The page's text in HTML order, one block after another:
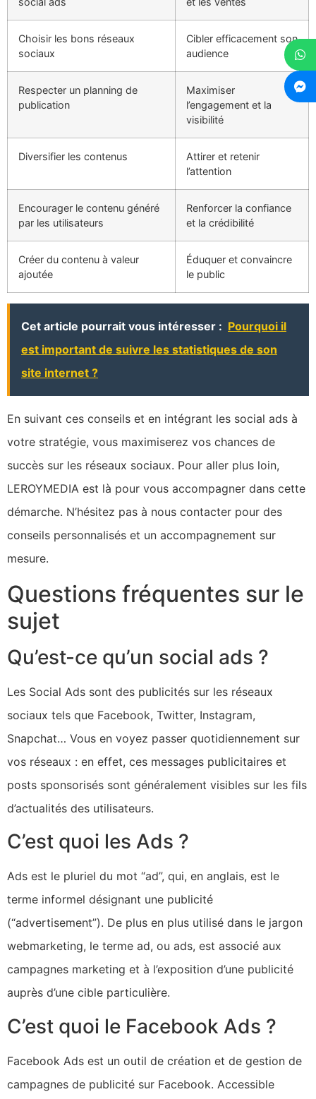
Choisir les bons réseaux
sociaux
Cibler efficacement son
audience
Respecter un planning de
publication
Maximiser
l’engagement et la
visibilité
Diversifier les contenus
Attirer et retenir
l’attention
Encourager le contenu généré
par les utilisateurs
Renforcer la confiance
et la crédibilité
Créer du contenu à valeur
ajoutée
Éduquer et convaincre
le public
Cet article pourrait vous intéresser : Pourquoi il
est important de suivre les statistiques de son
site internet ?
En suivant ces conseils et en intégrant les social ads à
votre stratégie, vous maximiserez vos chances de
succès sur les réseaux sociaux. Pour aller plus loin,
LEROYMEDIA est là pour vous accompagner dans cette
démarche. N’hésitez pas à nous contacter pour des
conseils personnalisés et un accompagnement sur
mesure.
Questions fréquentes sur le
sujet
Qu’est-ce qu’un social ads ?
Les Social Ads sont des publicités sur les réseaux
sociaux tels que Facebook, Twitter, Instagram,
Snapchat… Vous en voyez passer quotidiennement sur
vos réseaux : en effet, ces messages publicitaires et
posts sponsorisés sont généralement visibles sur les fils
d’actualités des utilisateurs.
C’est quoi les Ads ?
Ads est le pluriel du mot “ad”, qui, en anglais, est le
terme informel désignant une publicité
(“advertisement”). De plus en plus utilisé dans le jargon
webmarketing, le terme ad, ou ads, est associé aux
campagnes marketing et à l’exposition d’une publicité
auprès d’une cible particulière.
C’est quoi le Facebook Ads ?
Facebook Ads est un outil de création et de gestion de
campagnes de publicité sur Facebook. Accessible